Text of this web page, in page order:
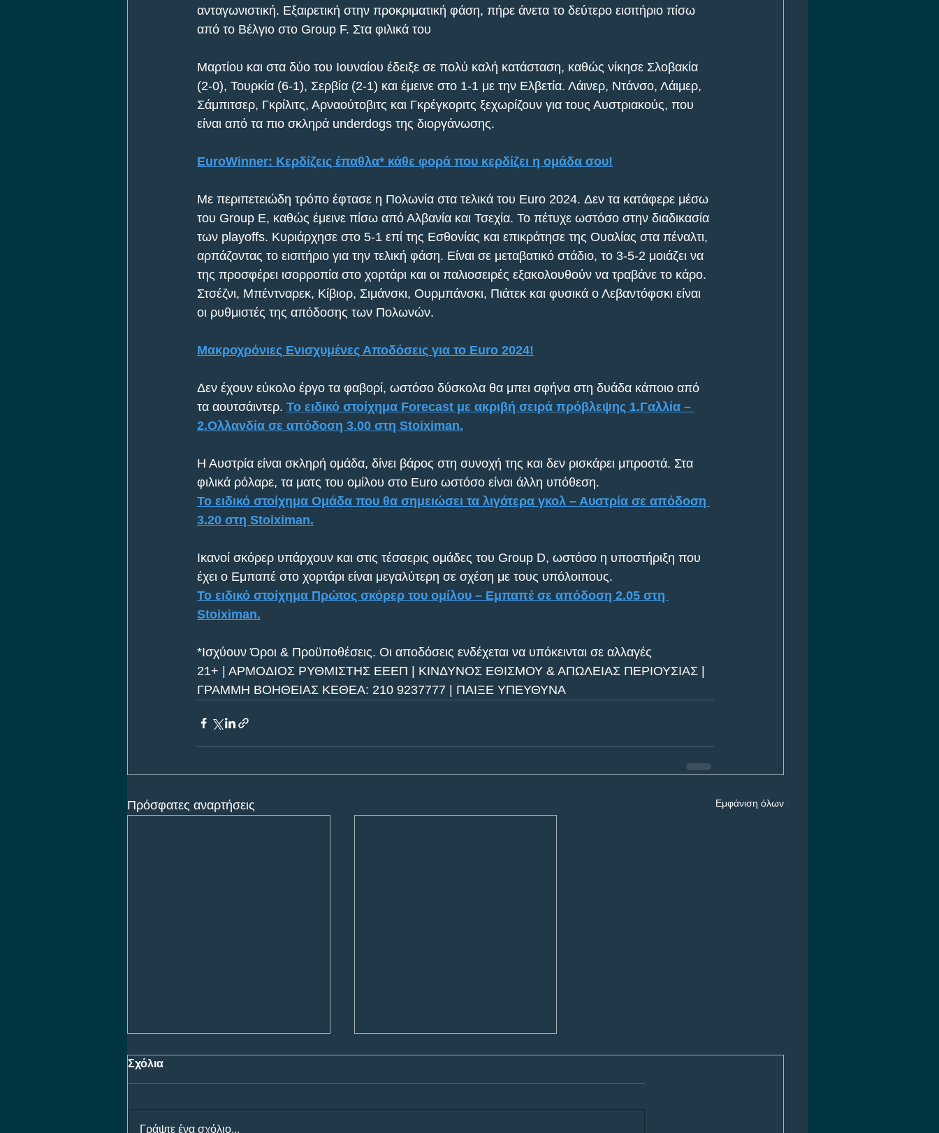
ανταγωνιστική. Εξαιρετική στην προκριματική φάση, πήρε άνετα το δεύτερο εισιτήριο πίσω
από το Βέλγιο στο Group F. Στα φιλικά του
Μαρτίου και στα δύο του Ιουναίου έδειξε σε πολύ καλή κατάσταση, καθώς νίκησε Σλοβακία
(2-0), Τουρκία (6-1), Σερβία (2-1) και έμεινε στο 1-1 με την Ελβετία. Λάινερ, Ντάνσο, Λάιμερ,
Σάμπιτσερ, Γκρίλιτς, Αρναούτοβιτς και Γκρέγκοριτς ξεχωρίζουν για τους Αυστριακούς, που
είναι από τα πιο σκληρά underdogs της διοργάνωσης.
EuroWinner: Κερδίζεις έπαθλα* κάθε φορά που κερδίζει η ομάδα σου!
Με περιπετειώδη τρόπο έφτασε η Πολωνία στα τελικά του Euro 2024. Δεν τα κατάφερε μέσω
του Group E, καθώς έμεινε πίσω από Αλβανία και Τσεχία. Το πέτυχε ωστόσο στην διαδικασία
των playoffs. Κυριάρχησε στο 5-1 επί της Εσθονίας και επικράτησε της Ουαλίας στα πέναλτι,
αρπάζοντας το εισιτήριο για την τελική φάση. Είναι σε μεταβατικό στάδιο, το 3-5-2 μοιάζει να
της προσφέρει ισορροπία στο χορτάρι και οι παλιοσειρές εξακολουθούν να τραβάνε το κάρο.
Στσέζνι, Μπέντναρεκ, Κίβιορ, Σιμάνσκι, Ουρμπάνσκι, Πιάτεκ και φυσικά ο Λεβαντόφσκι είναι
οι ρυθμιστές της απόδοσης των Πολωνών.
Μακροχρόνιες Ενισχυμένες Αποδόσεις για το Euro 2024!
Δεν έχουν εύκολο έργο τα φαβορί, ωστόσο δύσκολα θα μπει σφήνα στη δυάδα κάποιο από
τα αουτσάιντερ. Το ειδικό στοίχημα Forecast με ακριβή σειρά πρόβλεψης 1.Γαλλία –
2.Ολλανδία σε απόδοση 3.00 στη Stoiximan.
Η Αυστρία είναι σκληρή ομάδα, δίνει βάρος στη συνοχή της και δεν ρισκάρει μπροστά. Στα
φιλικά ρόλαρε, τα ματς του ομίλου στο Euro ωστόσο είναι άλλη υπόθεση.
Το ειδικό στοίχημα Ομάδα που θα σημειώσει τα λιγότερα γκολ – Αυστρία σε απόδοση
3.20 στη Stoiximan.
Ικανοί σκόρερ υπάρχουν και στις τέσσερις ομάδες του Group D, ωστόσο η υποστήριξη που
έχει ο Εμπαπέ στο χορτάρι είναι μεγαλύτερη σε σχέση με τους υπόλοιπους.
Το ειδικό στοίχημα Πρώτος σκόρερ του ομίλου – Εμπαπέ σε απόδοση 2.05 στη
Stoiximan.
*Ισχύουν Όροι & Προϋποθέσεις. Οι αποδόσεις ενδέχεται να υπόκεινται σε αλλαγές
21+ | ΑΡΜΟΔΙΟΣ ΡΥΘΜΙΣΤΗΣ ΕΕΕΠ | ΚΙΝΔΥΝΟΣ ΕΘΙΣΜΟΥ & ΑΠΩΛΕΙΑΣ ΠΕΡΙΟΥΣΙΑΣ |
ΓΡΑΜΜΗ ΒΟΗΘΕΙΑΣ ΚΕΘΕΑ: 210 9237777 | ΠΑΙΞΕ ΥΠΕΥΘΥΝΑ
Πρόσφατες αναρτήσεις Εμφάνιση όλων
Σχόλια
Γράψτε ένα σχόλιο...